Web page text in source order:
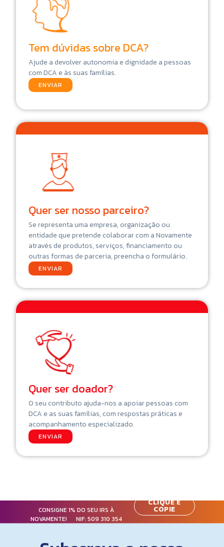
Tem dúvidas sobre DCA?
Ajude a devolver autonomia e dignidade a pessoas
com DCA e às suas famílias.
ENVIAR
Quer ser nosso parceiro?
Se representa uma empresa, organização ou
entidade que pretende colaborar com a Novamente
através de produtos, serviços, financiamento ou
outras formas de parceria, preencha o formulário.
ENVIAR
Quer ser doador?
O seu contributo ajuda-nos a apoiar pessoas com
DCA e as suas famílias, com respostas práticas e
acompanhamento especializado.
ENVIAR
CONSIGNE 1% DO SEU IRS À
NOVAMENTE! NIF:509 310 354
CLIQUE E
COPIE